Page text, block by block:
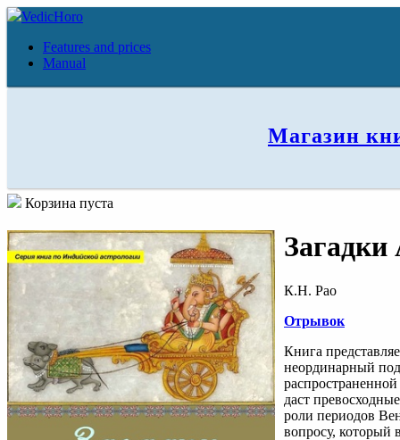
VedicHoro
Features and prices
Manual
Магазин
Корзина пуста
Загадки
К.Н. Рао
Отрывок
Книга
неординарный
даст
роли периодов
вопросу, который